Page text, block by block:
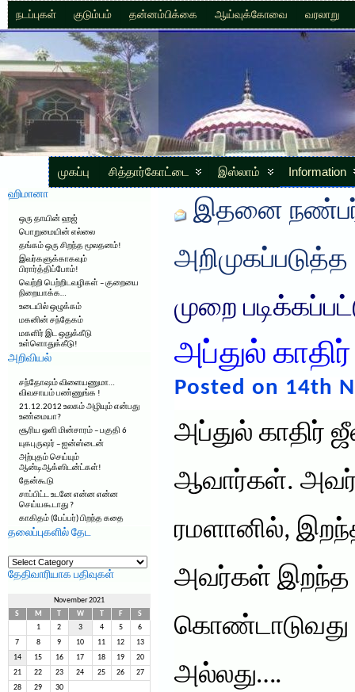
நடப்புகள் குடும்பம் தன்னம்பிக்கை ஆய்வுக்கோவை வரலாறு
முகப்பு சித்தார்கோட்டை இஸ்லாம் Information
ஹிமானா
ஒரு தாயின் ஹஜ்
பொறுமையின் எல்லை
தங்கம் ஒரு சிறந்த மூலதனம்!
இவர்களுக்காகவும்
பிரார்த்திப்போம்!
வெற்றி பெற்றிடவழிகள் – குறையை
நிறையாக்க…
உடையில் ஒழுக்கம்
மகனின் சந்தேகம்
மகளிர் இட ஒதுக்கீடு
உள்ளொதுக்கீடு!
அறிவியல்
சந்தோஷம் விளையணுமா…
விவசாயம் பண்ணுங்க !
21.12.2012 உலகம் அழியும் என்பது
உண்மையா?
சூரிய ஒளி மின்சாரம் – பகுதி 6
யுகபுருஷர் – ஐன்ஸ்டைன்
அற்புதம் செய்யும்
ஆன்டிஆக்ஸிடன்ட்கள்!
தேன்கூடு
சாப்பிட்ட உடனே என்ன என்ன
செய்யகூடாது ?
காகிதம் (பேப்பர்) பிறந்த கதை
தலைப்புகளில் தேட
தலைப்புகளில்
தேட
தேதிவாரியாக பதிவுகள்
November 2021
S
M W F
S
1
2 3 4 5 6
7 8 9 10 11 12 13
14 15 16 17 18 19 20
21 22 23 24 25 26 27
28 29 30
இதனை
அறிமுகப்படுத்த
முறை
அப்துல்
Posted on 14th
அப்துல் காதிர்
ஆவார்கள்.
ரமளானில்,
அவர்கள் இறந்த
கொண்டாடுவது
அல்லது….